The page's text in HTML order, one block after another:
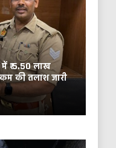
₹ 5.50 लाख
की तलाश जारी